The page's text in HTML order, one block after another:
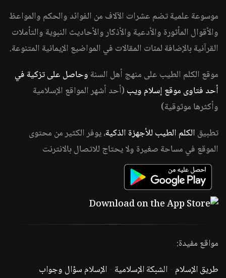
موسوعة علمية تضم عشرات الآلاف من الفوائد والحكم والمواعظ
والأقوال المأثورة والأدعية والأذكار والأحاديث النبوية والتأملات
القرآنية بالإضافة لمئات المقالات في المواضيع الإيمانية المتنوعة.
موقع الكلم الطيب على منهج أهل السنة وحاصل على تزكية في
أحد فتاوى موقع إسلام ويب (أحد أشهر المواقع الإسلامية
وأكثرها موثوقية)
تطبيق الكلم الطيب للأجهزة الذكية، يوفر الكثير من محتوى
الموقع في مساحة صغيرة ولا يحتاج للاتصال بالانترنت
مواقع مفيدة:
طريق الإسلام -الشبكة الإسلامية -الإسلام سؤال وجواب